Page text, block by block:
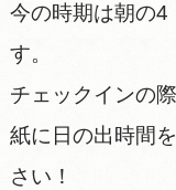
今の時期は朝の4
す。
チェックインの
紙に日の出時間
さい！